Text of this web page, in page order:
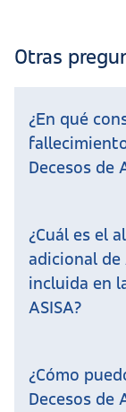
Otras
¿En qué
Decesos de
¿Cuál es el
adicional
incluida en
ASISA?
¿Cómo
Decesos de